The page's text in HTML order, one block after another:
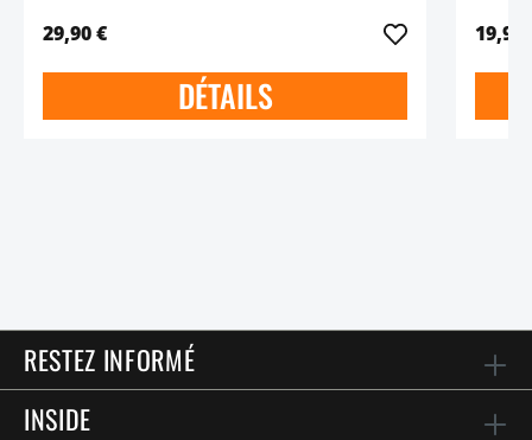
29,90 €
DÉTAILS
19,90
RESTEZ INFORMÉ
INSIDE